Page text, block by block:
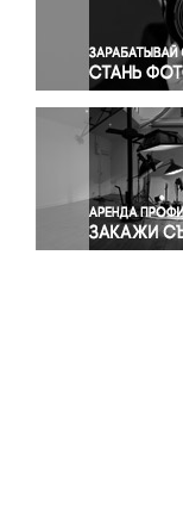
Религия
Светская
Спорт
Экология